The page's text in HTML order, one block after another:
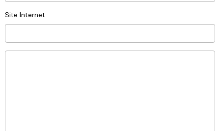
Site Internet